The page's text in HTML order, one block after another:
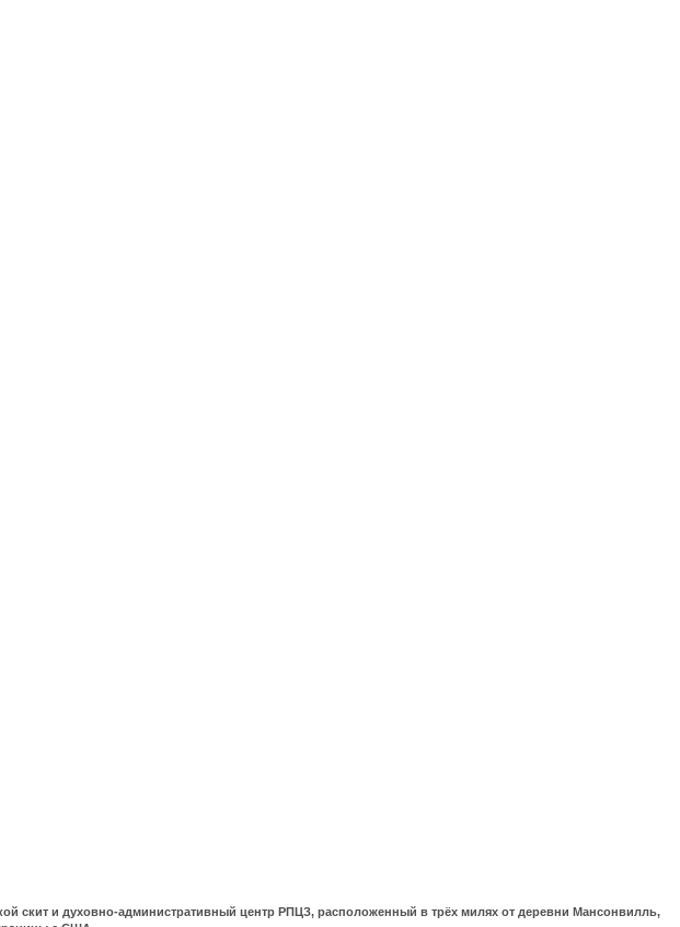
скит и духовно-административный центр РПЦЗ, расположенный в трёх милях от деревни Мансонвилль,